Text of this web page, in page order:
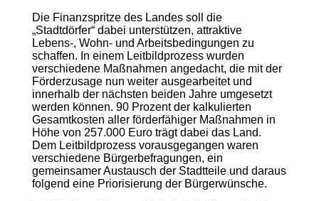
Die Finanzspritze des Landes soll die
„Stadtdörfer“ dabei unterstützen, attraktive
Lebens-, Wohn- und Arbeitsbedingungen zu
schaffen. In einem Leitbildprozess wurden
verschiedene Maßnahmen angedacht, die mit der
Förderzusage nun weiter ausgearbeitet und
innerhalb der nächsten beiden Jahre umgesetzt
werden können. 90 Prozent der kalkulierten
Gesamtkosten aller förderfähiger Maßnahmen in
Höhe von 257.000 Euro trägt dabei das Land.
Dem Leitbildprozess vorausgegangen waren
verschiedene Bürgerbefragungen, ein
gemeinsamer Austausch der Stadtteile und daraus
folgend eine Priorisierung der Bürgerwünsche.